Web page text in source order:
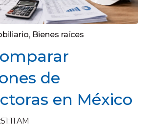
, Bienes raíces
de
en México
AM